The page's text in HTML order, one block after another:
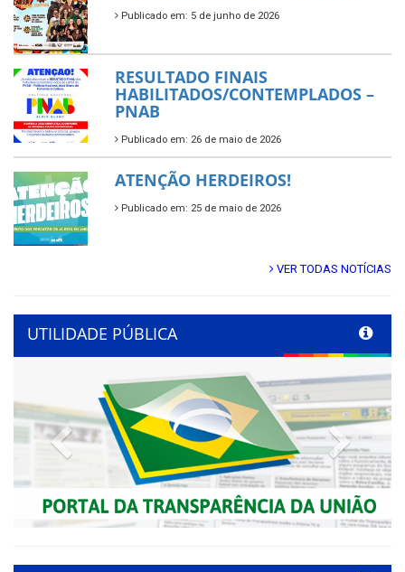
Publicado em: 5 de junho de 2026
RESULTADO FINAIS
HABILITADOS/CONTEMPLADOS –
PNAB
Publicado em: 26 de maio de 2026
ATENÇÃO HERDEIROS!
Publicado em: 25 de maio de 2026
VER TODAS NOTÍCIAS
UTILIDADE PÚBLICA
Previous Next